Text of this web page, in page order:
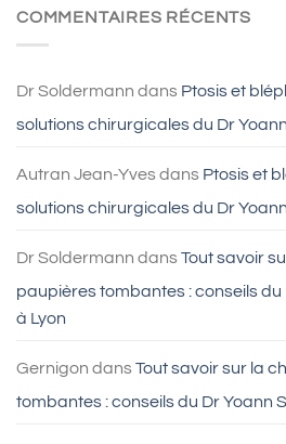
à
âge
?
COMMENTAIRES RÉCENTS
Dr Soldermann dans Ptosis et
solutions chirurgicales du Dr
Autran Jean-Yves dans Ptosis et
solutions chirurgicales du Dr
Dr Soldermann dans Tout savoir
paupières tombantes : conseils
à Lyon
Gernigon dans Tout savoir sur la
tombantes : conseils du Dr Yoann